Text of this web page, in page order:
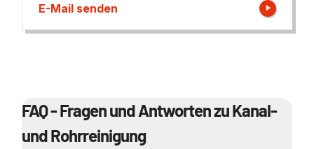
E-Mail senden
FAQ - Fragen und Antworten zu Kanal-
und Rohrreinigung